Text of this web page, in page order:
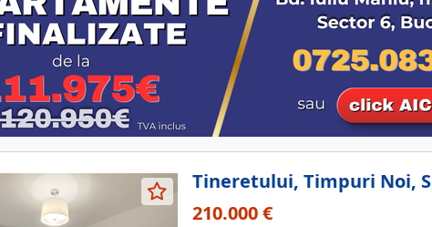
Tineretului, Timpuri Noi,
210.000 €